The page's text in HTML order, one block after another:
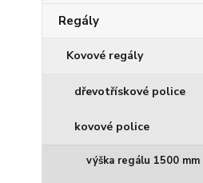
Regály
Kovové regály
dřevotřískové police
kovové police
výška regálu 1500 mm